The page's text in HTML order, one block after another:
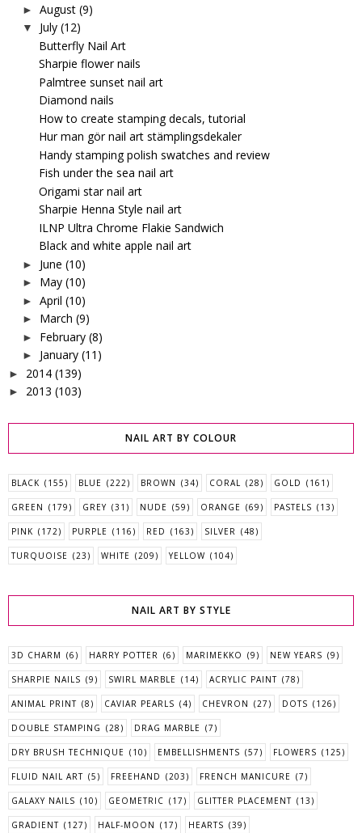
► August (9)
▼ July (12)
Butterfly Nail Art
Sharpie flower nails
Palmtree sunset nail art
Diamond nails
How to create stamping decals, tutorial
Hur man gör nail art stämplingsdekaler
Handy stamping polish swatches and review
Fish under the sea nail art
Origami star nail art
Sharpie Henna Style nail art
ILNP Ultra Chrome Flakie Sandwich
Black and white apple nail art
► June (10)
► May (10)
► April (10)
► March (9)
► February (8)
► January (11)
► 2014 (139)
► 2013 (103)
NAIL ART BY COLOUR
BLACK (155) BLUE (222) BROWN (34) CORAL (28) GOLD (161)
GREEN (179) GREY (31) NUDE (59) ORANGE (69) PASTELS (13)
PINK (172) PURPLE (116) RED (163) SILVER (48)
TURQUOISE (23) WHITE (209) YELLOW (104)
NAIL ART BY STYLE
3D CHARM (6) HARRY POTTER (6) MARIMEKKO (9) NEW YEARS (9)
SHARPIE NAILS (9) SWIRL MARBLE (14) ACRYLIC PAINT (78)
ANIMAL PRINT (8) CAVIAR PEARLS (4) CHEVRON (27) DOTS (126)
DOUBLE STAMPING (28) DRAG MARBLE (7)
DRY BRUSH TECHNIQUE (10) EMBELLISHMENTS (57) FLOWERS (125)
FLUID NAIL ART (5) FREEHAND (203) FRENCH MANICURE (7)
GALAXY NAILS (10) GEOMETRIC (17) GLITTER PLACEMENT (13)
GRADIENT (127) HALF-MOON (17) HEARTS (39)